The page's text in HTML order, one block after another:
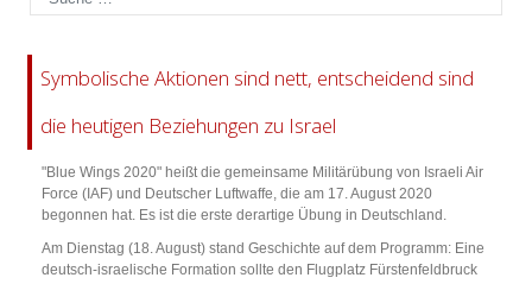
Symbolische Aktionen sind nett, entscheidend sind
die heutigen Beziehungen zu Israel
"Blue Wings 2020" heißt die gemeinsame Militärübung von Israeli Air
Force (IAF) und Deutscher Luftwaffe, die am 17. August 2020
begonnen hat. Es ist die erste derartige Übung in Deutschland.
Am Dienstag (18. August) stand Geschichte auf dem Programm: Eine
deutsch-israelische Formation sollte den Flugplatz Fürstenfeldbruck